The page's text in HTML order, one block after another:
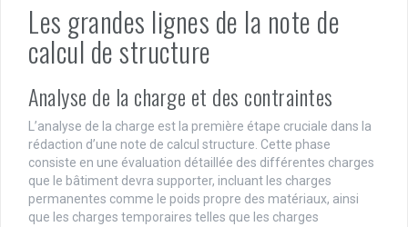
Les grandes lignes de la note de
calcul de structure
Analyse de la charge et des contraintes
L’analyse de la charge est la première étape cruciale dans la
rédaction d’une note de calcul structure. Cette phase
consiste en une évaluation détaillée des différentes charges
que le bâtiment devra supporter, incluant les charges
permanentes comme le poids propre des matériaux, ainsi
que les charges temporaires telles que les charges